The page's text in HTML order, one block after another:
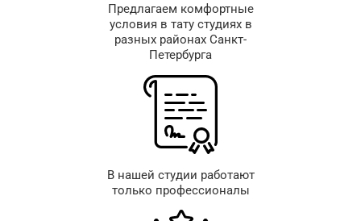
Предлагаем комфортные
условия в тату студиях в
разных районах Санкт-
Петербурга
В нашей студии работают
только профессионалы